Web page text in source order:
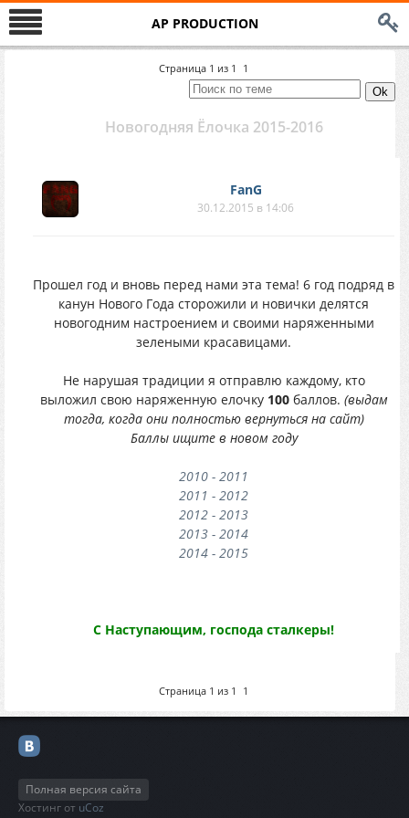
AP PRODUCTION
Страница 1 из 1 1
Новогодняя Ёлочка 2015-2016
FanG
30.12.2015 в 14:06
Прошел год и вновь перед нами эта тема! 6 год подряд в
канун Нового Года сторожили и новички делятся
новогодним настроением и своими наряженными
зелеными красавицами.
Не нарушая традиции я отправлю каждому, кто
выложил свою наряженную елочку 100баллов. (выдам
тогда, когда они полностью вернуться на сайт)
Баллы ищите в новом году
2010 - 2011
2011 - 2012
2012 - 2013
2013 - 2014
2014 - 2015
С Наступающим, господа сталкеры!
Страница 1 из 1 1
Полная версия сайта
Хостинг от uCoz